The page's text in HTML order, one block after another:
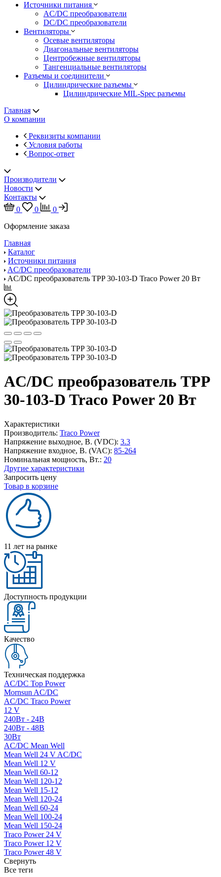
Источники питания
AC/DC преобразователи
DC/DC преобразователи
Вентиляторы
Осевые вентиляторы
Диагональные вентиляторы
Центробежные вентиляторы
Тангенциальные вентиляторы
Разъемы и соединители
Цилиндрические разъемы
Цилиндрические MIL-Spec разъемы
Главная
О компании
Реквизиты компании
Условия работы
Вопрос-ответ
Производители
Новости
Контакты
0
0
0
Оформление заказа
Главная
Каталог
Источники питания
AC/DC преобразователи
AC/DC преобразователь TPP 30-103-D Traco Power 20 Вт
AC/DC преобразователь TPP
30-103-D Traco Power 20 Вт
Характеристики
Производитель: Traco Power
Напряжение выходное, В. (VDC): 3.3
Напряжение входное, В. (VAC): 85-264
Номинальная мощность, Вт.: 20
Другие характеристики
Запросить цену
Товар в корзине
11 лет на рынке
Доступность продукции
Качество
Техническая поддержка
AC/DC Top Power
Mornsun AC/DC
AC/DC Traco Power
12 V
240Вт - 24В
240Вт - 48В
30Вт
AC/DC Mean Well
Mean Well 24 V AC/DC
Mean Well 12 V
Mean Well 60-12
Mean Well 120-12
Mean Well 15-12
Mean Well 120-24
Mean Well 60-24
Mean Well 100-24
Mean Well 150-24
Traco Power 24 V
Traco Power 12 V
Traco Power 48 V
Свернуть
Все теги